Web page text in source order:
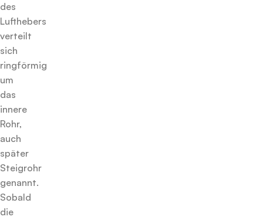
des
Lufthebers
verteilt
sich
ringförmig
um
das
innere
Rohr,
auch
später
Steigrohr
genannt.
Sobald
die